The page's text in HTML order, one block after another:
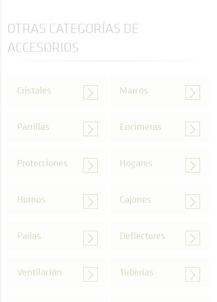
OTRAS CATEGORÍAS DE
ACCESORIOS
Cristales Marcos
Parrillas Encimeras
Protecciones Hogares
Hornos Cajones
Pailas Deflectores
Ventilación Tuberías